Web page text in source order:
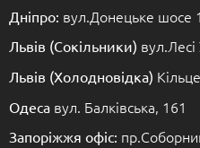
Дніпро: вул.Донецьке шосе
Львів (Сокільники)
Львів (Холодновідка)
Одеса вул. Балківська, 161
Запоріжжя офіс: